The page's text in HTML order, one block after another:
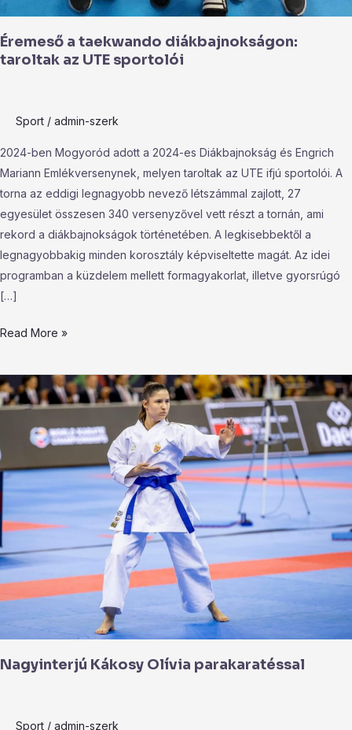
Éremeső a taekwando diákbajnokságon:
taroltak az UTE sportolói
Sport / admin-szerk
2024-ben Mogyoród adott a 2024-es Diákbajnokság és Engrich
Mariann Emlékversenynek, melyen taroltak az UTE ifjú sportolói. A
torna az eddigi legnagyobb nevező létszámmal zajlott, 27
egyesület összesen 340 versenyzővel vett részt a tornán, ami
rekord a diákbajnokságok történetében. A legkisebbektől a
legnagyobbakig minden korosztály képviseltette magát. Az idei
programban a küzdelem mellett formagyakorlat, illetve gyorsrúgó
[…]
Read More »
Nagyinterjú Kákosy Olívia parakaratéssal
Sport / admin-szerk
Nagyinterjú
Kákosy
parakaratéssal